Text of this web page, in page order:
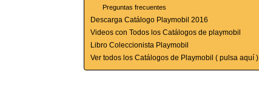
Preguntas frecuentes
Descarga Catálogo Playmobil 2016
Videos con Todos los Catálogos de playmobil
Libro Coleccionista Playmobil
Ver todos los Catálogos de Playmobil ( pulsa aquí )